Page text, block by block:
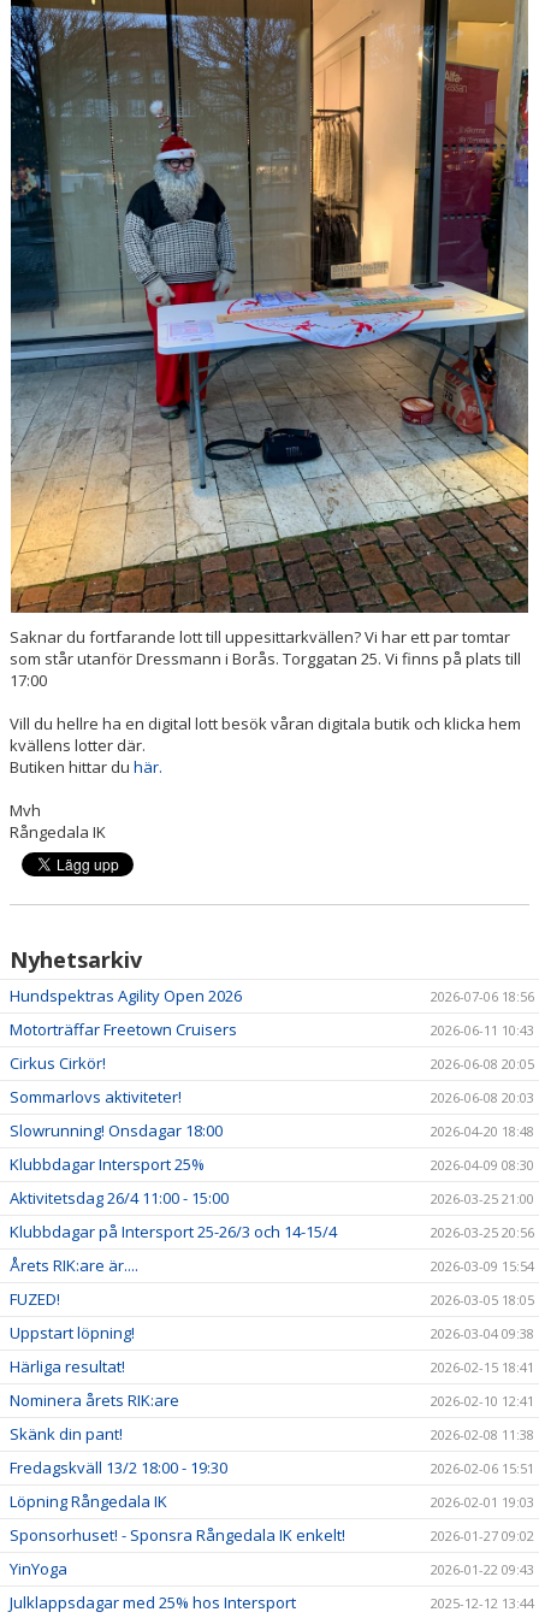
MATCHER
STYRELSE
SPONSRING
Saknar du fortfarande lott till uppesittarkvällen? Vi har ett par tomtar
som står utanför Dressmann i Borås. Torggatan 25. Vi finns på plats till
17:00
Vill du hellre ha en digital lott besök våran digitala butik och klicka hem
kvällens lotter där.
Butiken hittar du här.
Mvh
Rångedala IK
Nyhetsarkiv
Hundspektras Agility Open 2026 2026-07-06 18:56
Motorträffar Freetown Cruisers 2026-06-11 10:43
Cirkus Cirkör! 2026-06-08 20:05
Sommarlovs aktiviteter! 2026-06-08 20:03
Slowrunning! Onsdagar 18:00 2026-04-20 18:48
Klubbdagar Intersport 25% 2026-04-09 08:30
Aktivitetsdag 26/4 11:00 - 15:00 2026-03-25 21:00
Klubbdagar på Intersport 25-26/3 och 14-15/4 2026-03-25 20:56
Årets RIK:are är.... 2026-03-09 15:54
FUZED! 2026-03-05 18:05
Uppstart löpning! 2026-03-04 09:38
Härliga resultat! 2026-02-15 18:41
Nominera årets RIK:are 2026-02-10 12:41
Skänk din pant! 2026-02-08 11:38
Fredagskväll 13/2 18:00 - 19:30 2026-02-06 15:51
Löpning Rångedala IK 2026-02-01 19:03
Sponsorhuset! - Sponsra Rångedala IK enkelt! 2026-01-27 09:02
YinYoga 2026-01-22 09:43
Julklappsdagar med 25% hos Intersport 2025-12-12 13:44